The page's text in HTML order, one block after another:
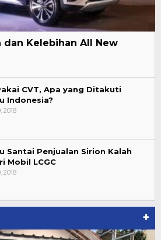
Kelebihan All New
CVT, Apa yang Ditakuti
Indonesia?
2018
Santai Penjualan Sirion Kalah
Mobil LCGC
2018
+